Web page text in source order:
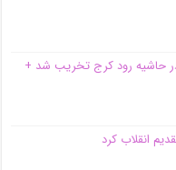
حاشیه‌ رود کرج تخریب شد +